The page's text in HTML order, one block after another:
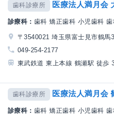
歯科診療所 医療法人満月会
診療科： 歯科 矯正歯科 小児歯科
〒3540021 埼玉県富士見市鶴馬
049-254-2177
東武鉄道 東上本線 鶴瀬駅 徒歩
歯科診療所 医療法人満月会
診療科： 歯科 矯正歯科 小児歯科